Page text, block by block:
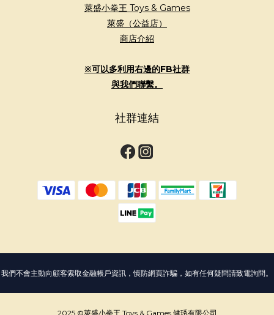
萊盛小拳王 Toys & Games
萊盛（公益店）
商店介紹
※可以多利用右邊的FB社群
與我們聯繫。
社群連結
我們不會主動向顧客索取金融帳戶資訊，慎防網頁詐騙，如有任何疑問請致電詢問。
2025 ©萊盛小拳王 Toys & Games 健琇有限公司